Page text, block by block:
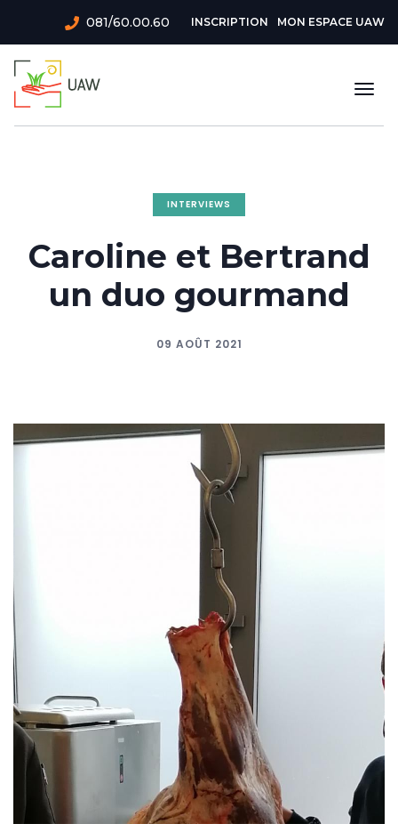
contenu
principal
081/60.00.60
Menu
du
de
INSCRIPTION MON ESPACE UAW
INTERVIEWS
Caroline et Bertrand
un duo gourmand
09 AOÛT 2021